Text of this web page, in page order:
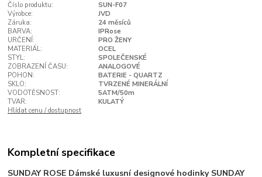
Číslo produktu:
SUN-F07
Výrobce:
JVD
Záruka:
24 měsíců
BARVA:
IPRose
URČENÍ:
PRO ŽENY
MATERIÁL:
OCEL
STYL:
SPOLEČENSKÉ
ZOBRAZENÍ ČASU:
ANALOGOVÉ
POHON:
BATERIE - QUARTZ
SKLO:
TVRZENÉ MINERÁLNÍ
VODOTĚSNOST:
5ATM/50m
TVAR:
KULATÝ
Hlídat cenu / dostupnost
Kompletní specifikace
SUNDAY ROSE Dámské luxusní designové hodinky SUNDAY